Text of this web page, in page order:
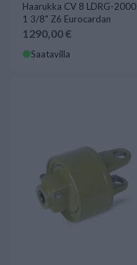
Haarukka CV 8 LDRG-2000
1 3/8" Z6 Eurocardan
1290,00 €
Saatavilla